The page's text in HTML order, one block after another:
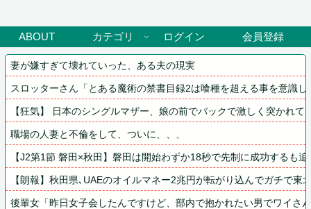
ABOUT カテゴリ ログイン 会員登録
妻が嫌すぎて壊れていった、ある夫の現実
スロッターさん「とある魔術の禁書目録2は喰種を超える事を意識
【狂気】 日本のシングルマザー、娘の前でバックで激しく突かれて
職場の人妻と不倫をして、ついに、、、
【J2第1節 磐田×秋田】磐田は開始わずか18秒で先制に成功するも
【朗報】秋田県､UAEのオイルマネー2兆円が転がり込んでガチで東
後輩女「昨日女子会したんですけど、部内で抱かれたい男でワイさ